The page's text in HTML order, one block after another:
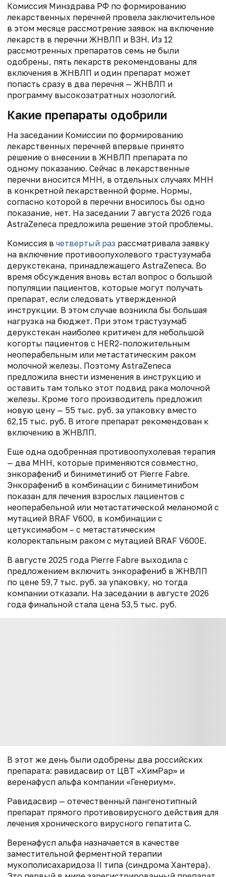
Комиссия Минздрава РФ по формированию
лекарственных перечней провела заключительное
в этом месяце рассмотрение заявок на включение
лекарств в перечни ЖНВЛП и ВЗН. Из 12
рассмотренных препаратов семь не были
одобрены, пять лекарств рекомендованы для
включения в ЖНВЛП и один препарат может
попасть сразу в два перечня — ЖНВЛП и
программу высокозатратных нозологий.
Какие препараты одобрили
На заседании Комиссии по формированию
лекарственных перечней впервые принято
решение о внесении в ЖНВЛП препарата по
одному показанию. Сейчас в лекарственные
перечни вносится МНН, в отдельных случаях МНН
в конкретной лекарственной форме. Нормы,
согласно которой в перечни вносилось бы одно
показание, нет. На заседании 7 августа 2026 года
AstraZeneca предложила решение этой проблемы.
Комиссия в четвертый раз рассматривала заявку
на включение противоопухолевого трастузумаба
дерукстекана, принадлежащего AstraZeneca. Во
время обсуждения вновь встал вопрос о большой
популяции пациентов, которые могут получать
препарат, если следовать утвержденной
инструкции. В этом случае возникла бы большая
нагрузка на бюджет. При этом трастузумаб
дерукстекан наиболее критичен для небольшой
когорты пациентов с HER2-положительным
неоперабельным или метастатическим раком
молочной железы. Поэтому AstraZeneca
предложила внести изменения в инструкцию и
оставить там только этот подвид рака молочной
железы. Кроме того производитель предложил
новую цену — 55 тыс. руб. за упаковку вместо
62,15 тыс. руб. В итоге препарат рекомендован к
включению в ЖНВЛП.
Еще одна одобренная противоопухолевая терапия
— два МНН, которые применяются совместно,
энкорафениб и биниметиниб от Pierre Fabre.
Энкорафениб в комбинации с биниметинибом
показан для лечения взрослых пациентов с
неоперабельной или метастатической меланомой с
мутацией BRAF V600, в комбинации с
цетуксимабом – с метастатическим
колоректальным раком с мутацией BRAF V600E.
В августе 2025 года Pierre Fabre выходила с
предложением включить энкорафениб в ЖНВЛП
по цене 59,7 тыс. руб. за упаковку, но тогда
компании отказали. На заседании в августе 2026
года финальной стала цена 53,5 тыс. руб.
В этот же день были одобрены два российских
препарата: равидасвир от ЦВТ «ХимРар» и
веренафусп альфа компании «Генериум».
Равидасвир — отечественный пангенотипный
препарат прямого противовирусного действия для
лечения хронического вирусного гепатита С.
Веренафусп альфа назначается в качестве
заместительной ферментной терапии
мукополисахаридоза II типа (синдрома Хантера).